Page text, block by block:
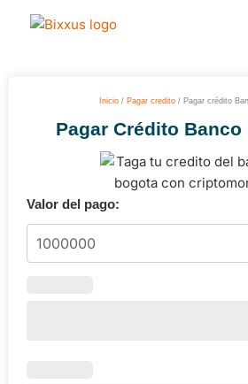
Inicio / Pagar credito / Pagar crédito
Pagar Crédito Banco
Valor del pago: